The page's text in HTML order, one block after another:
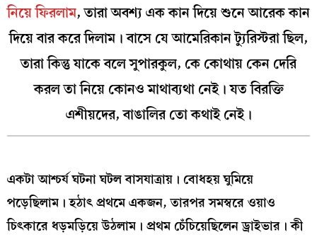
নিয়ে ফিরলাম, তারা অবশ্য এক কান দিয়ে শুনে আরেক কান
দিয়ে বার করে দিলাম। বাসে যে আমেরিকান ট্যুরিস্টরা ছিল,
তারা কিন্তু যাকে বলে সুপারকুল, কে কোথায় কেন দেরি
করল তা নিয়ে কোনও মাথাব্যথা নেই। যত বিরক্তি
এশীয়দের, বাঙালির তো কথাই নেই।
একটা আশ্চর্য ঘটনা ঘটল বাসযাত্রায়। বোধহয় ঘুমিয়ে
পড়েছিলাম। হঠাৎ প্রথমে একজন, তারপর সমস্বরে ওয়াও
চিৎকারে ধড়মড়িয়ে উঠলাম। প্রথম চেঁচিয়েছিলেন ড্রাইভার। কী